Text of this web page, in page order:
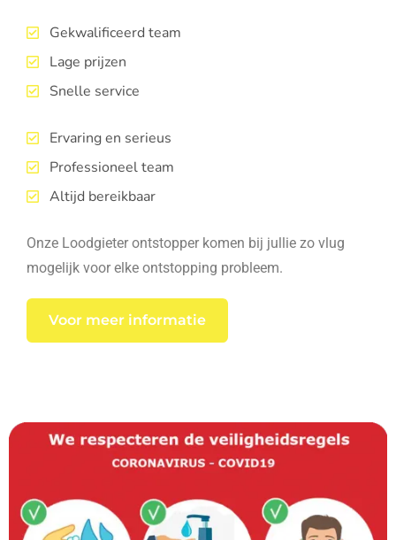
Gekwalificeerd team
Lage prijzen
Snelle service
Ervaring en serieus
Professioneel team
Altijd bereikbaar
Onze Loodgieter ontstopper komen bij jullie zo vlug
mogelijk voor elke ontstopping probleem.
Voor meer informatie